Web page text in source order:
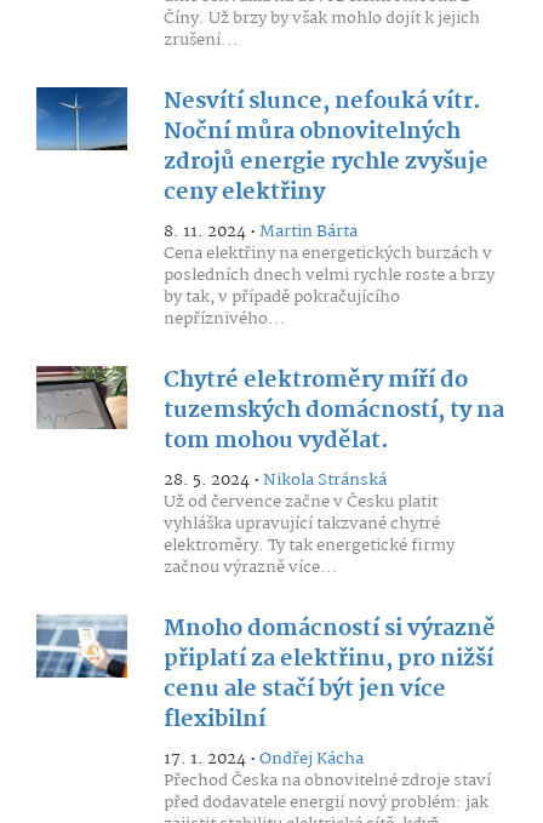
Číny. Už brzy by však mohlo dojít k jejich
zrušení...
Nesvítí slunce, nefouká vítr.
Noční můra obnovitelných
zdrojů energie rychle zvyšuje
ceny elektřiny
8. 11. 2024 •Martin Bárta
Cena elektřiny na energetických burzách v
posledních dnech velmi rychle roste a brzy
by tak, v případě pokračujícího
nepříznivého...
Chytré elektroměry míří do
tuzemských domácností, ty na
tom mohou vydělat.
28. 5. 2024 •Nikola Stránská
Už od července začne v Česku platit
vyhláška upravující takzvané chytré
elektroměry. Ty tak energetické firmy
začnou výrazně více...
Mnoho domácností si výrazně
připlatí za elektřinu, pro nižší
cenu ale stačí být jen více
flexibilní
17. 1. 2024 •Ondřej Kácha
Přechod Česka na obnovitelné zdroje staví
před dodavatele energií nový problém: jak